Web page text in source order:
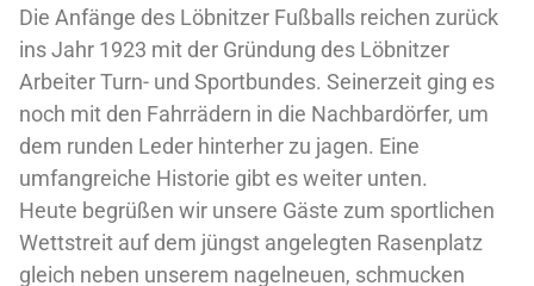
Die Anfänge des Löbnitzer Fußballs reichen zurück
ins Jahr 1923 mit der Gründung des Löbnitzer
Arbeiter Turn- und Sportbundes. Seinerzeit ging es
noch mit den Fahrrädern in die Nachbardörfer, um
dem runden Leder hinterher zu jagen. Eine
umfangreiche Historie gibt es weiter unten.
Heute begrüßen wir unsere Gäste zum sportlichen
Wettstreit auf dem jüngst angelegten Rasenplatz
gleich neben unserem nagelneuen, schmucken